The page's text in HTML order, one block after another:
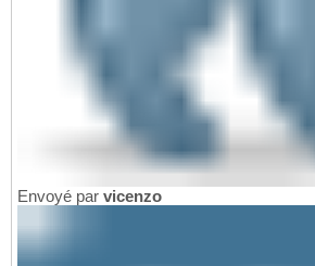
Envoyé par vicenzo